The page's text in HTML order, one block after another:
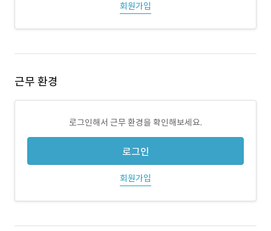
회원가입
근무 환경
로그인해서 근무 환경을 확인해보세요.
로그인
회원가입